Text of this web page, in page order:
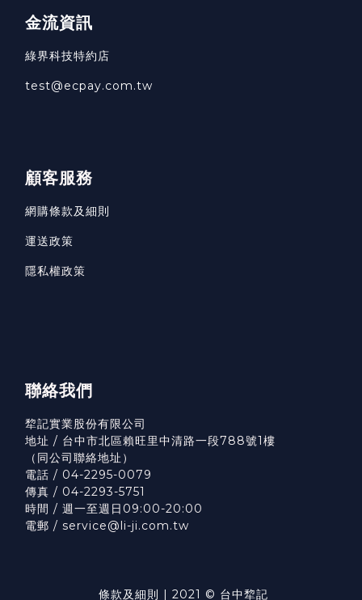
金流資訊
綠界科技特約店
test@ecpay.com.tw
顧客服務
網購條款及細則
運送政策
隱私權政策
聯絡我們
犂記實業股份有限公司
地址 / 台中市北區賴旺里中清路一段788號1樓
（ 同公司聯絡地址）
電話 / 04-2295-0079
傳真 / 04-2293-5751
時間 / 週一至週日09:00-20:00
電郵 / service@li-ji.com.tw
條款及細則 | 2021 © 台中犂記